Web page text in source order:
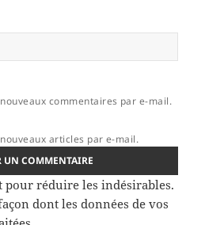
commentaires par e-mail.
articles par e-mail.
pour réduire les indésirables.
dont les données de vos